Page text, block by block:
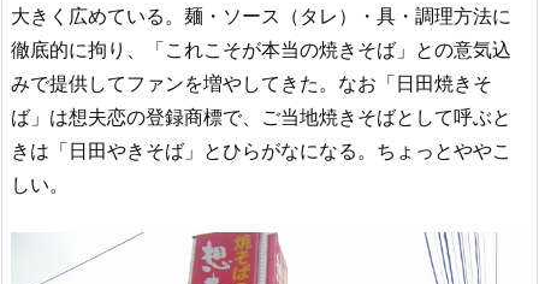
大きく広めている。麺・ソース（タレ）・具・調理方法に
徹底的に拘り、「これこそが本当の焼きそば」との意気込
みで提供してファンを増やしてきた。なお「日田焼きそ
ば」は想夫恋の登録商標で、ご当地焼きそばとして呼ぶと
きは「日田やきそば」とひらがなになる。ちょっとややこ
しい。